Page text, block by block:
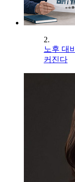
2.
노후 대
커진다